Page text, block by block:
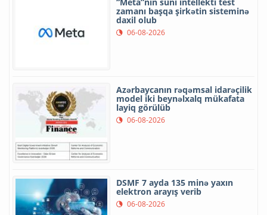
zamanı başqa şirkətin sisteminə
daxil olub
06-08-2026
Azərbaycanın rəqəmsal idarəçilik
model iki beynəlxalq mükafata
layiq görülüb
06-08-2026
DSMF 7 ayda 135 minə yaxın
elektron arayış verib
06-08-2026